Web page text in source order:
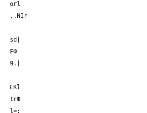
orl
,.NIr
sd|
FФ
9.|
EKl
trФ
l=: